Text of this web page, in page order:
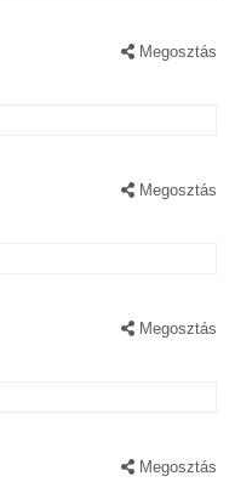
Megosztás
Megosztás
Megosztás
Megosztás